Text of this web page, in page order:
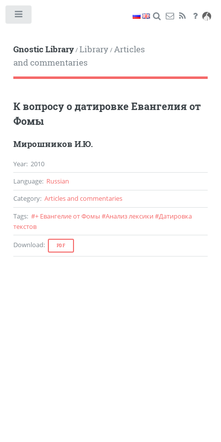
Gnostic Library/Library/Articles
and commentaries
К вопросу о датировке Евангелия от
Фомы
Мирошников И.Ю.
Year: 2010
Language: Russian
Category: Articles and commentaries
Tags: #+ Евангелие от Фомы #Анализ лексики #Датировка
текстов
Download: PDF